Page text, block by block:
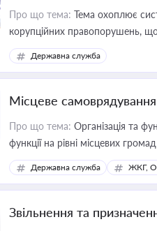
Про що тема: Тема охоплює
корупційних правопорушень,
та бізнесі
Державна служба
Місцеве самоврядування
Про що тема: Організація та
функції на рівні місцевих
Державна служба ЖКГ,
Звільнення та